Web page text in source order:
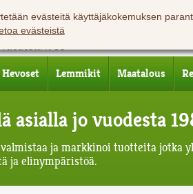
evästeitä käyttäjäkokemuksen
evästeistä
Hevoset Lemmikit Maatalous
asialla jo vuodesta
ja markkinoi tuotteita jotka
ja elinympäristöä.